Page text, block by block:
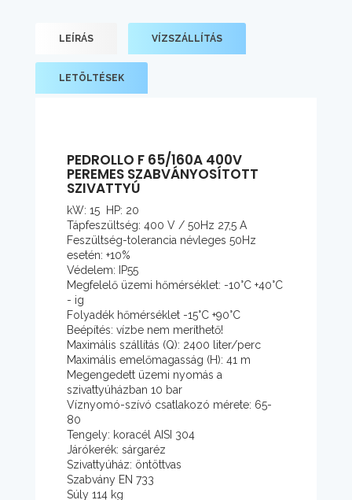
LEÍRÁS VÍZSZÁLLÍTÁS
LETÖLTÉSEK
PEDROLLO F 65/160A 400V
PEREMES SZABVÁNYOSÍTOTT
SZIVATTYÚ
kW: 15 HP: 20
Tápfeszültség: 400 V / 50Hz 27,5 A
Feszültség-tolerancia névleges 50Hz
esetén: +10%
Védelem: IP55
Megfelelő üzemi hőmérséklet: -10°C +40°C
- ig
Folyadék hőmérséklet -15°C +90°C
Beépítés: vízbe nem meríthető!
Maximális szállítás (Q): 2400 liter/perc
Maximális emelőmagasság (H): 41 m
Megengedett üzemi nyomás a
szivattyúházban 10 bar
Víznyomó-szívó csatlakozó mérete: 65-
80
Tengely: koracél AISI 304
Járókerék: sárgaréz
Szivattyúház: öntöttvas
Szabvány EN 733
Súly 114 kg